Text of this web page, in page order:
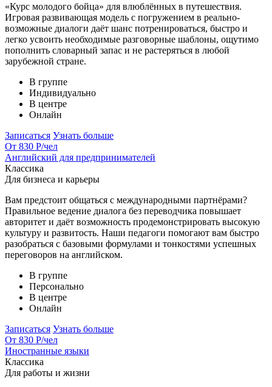
«Курс молодого бойца» для влюблённых в путешествия.
Игровая развивающая модель с погружением в реально-
возможные диалоги даёт шанс потренироваться, быстро и
легко усвоить необходимые разговорные шаблоны, ощутимо
пополнить словарный запас и не растеряться в любой
зарубежной стране.
В группе
Индивидуально
В центре
Онлайн
Записаться Узнать больше
От 830 Р/чел
Английский для предпринимателей
Классика
Для бизнеса и карьеры
Вам предстоит общаться с международными партнёрами?
Правильное ведение диалога без переводчика повышает
авторитет и даёт возможность продемонстрировать высокую
культуру и развитость. Наши педагоги помогают вам быстро
разобраться с базовыми формулами и тонкостями успешных
переговоров на английском.
В группе
Персонально
В центре
Онлайн
Записаться Узнать больше
От 830 Р/чел
Иностранные языки
Классика
Для работы и жизни